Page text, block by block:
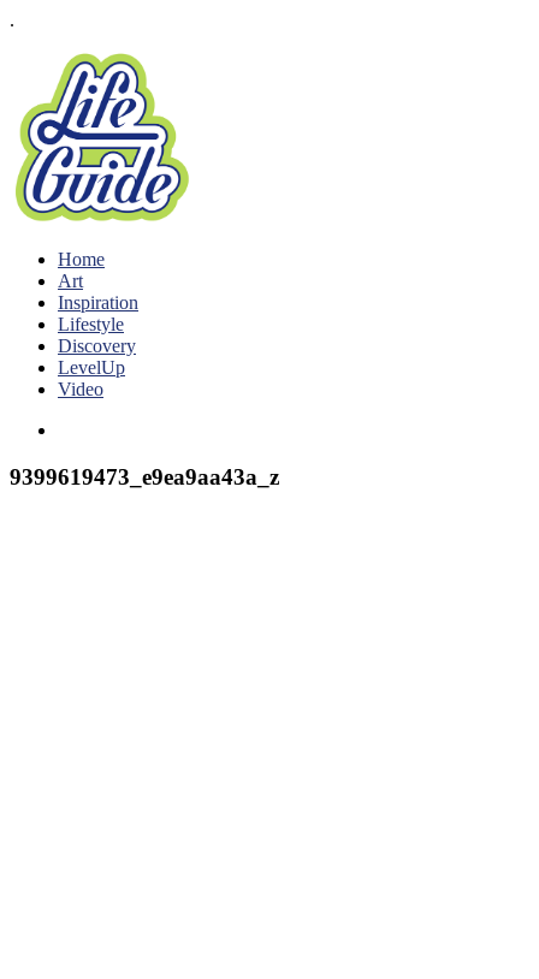
.
Home
Art
Inspiration
Lifestyle
Discovery
LevelUp
Video
9399619473_e9ea9aa43a_z